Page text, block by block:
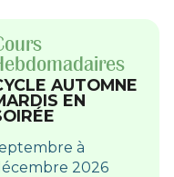
AUTOMNE
EN
à
2026